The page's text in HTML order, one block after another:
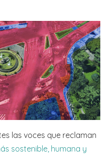
las voces que reclaman
sostenible, humana y